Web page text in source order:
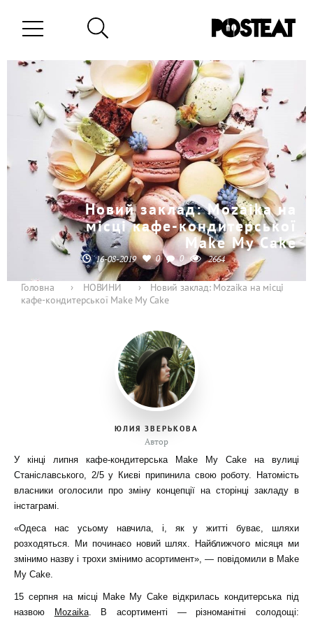
Новий заклад: Mozaika на
місці кафе-кондитерської
Make My Cake
16-08-2019 0 0 2664
Головна › НОВИНИ ›
Новий заклад: Mozaika на місці
кафе-кондитерської Make My Cake
ЮЛИЯ ЗВЕРЬКОВА
Автор
У кінці липня кафе-кондитерська Make My Cake на вулиці
Станіславського, 2/5 у Києві припинила свою роботу. Натомість
власники оголосили про зміну концепції на сторінці закладу в
інстаграмі.
«Одеса нас усьому навчила, і, як у житті буває, шляхи
розходяться. Ми починаєо новий шлях. Найближчого місяця ми
змінимо назву і трохи змінимо асортимент», — повідомили в Make
My Cake.
15 серпня на місці Make My Cake відкрилась кондитерська під
назвою
Mozaika. В асортименті — різноманітні солодощі: